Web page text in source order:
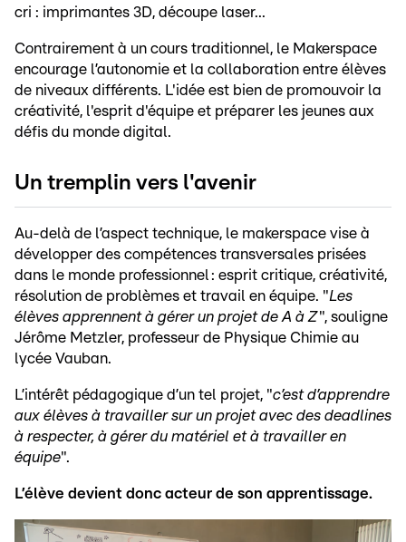
cri : imprimantes 3D, découpe laser...
Contrairement à un cours traditionnel, le Makerspace
encourage l’autonomie et la collaboration entre élèves
de niveaux différents. L'idée est bien de promouvoir la
créativité, l'esprit d'équipe et préparer les jeunes aux
défis du monde digital.
Un tremplin vers l'avenir
Au-delà de l’aspect technique, le makerspace vise à
développer des compétences transversales prisées
dans le monde professionnel : esprit critique, créativité,
résolution de problèmes et travail en équipe. "Les
élèves apprennent à gérer un projet de A à Z", souligne
Jérôme Metzler, professeur de Physique Chimie au
lycée Vauban.
L’intérêt pédagogique d’un tel projet, "c’est d’apprendre
aux élèves à travailler sur un projet avec des deadlines
à respecter, à gérer du matériel et à travailler en
équipe".
L’élève devient donc acteur de son apprentissage.